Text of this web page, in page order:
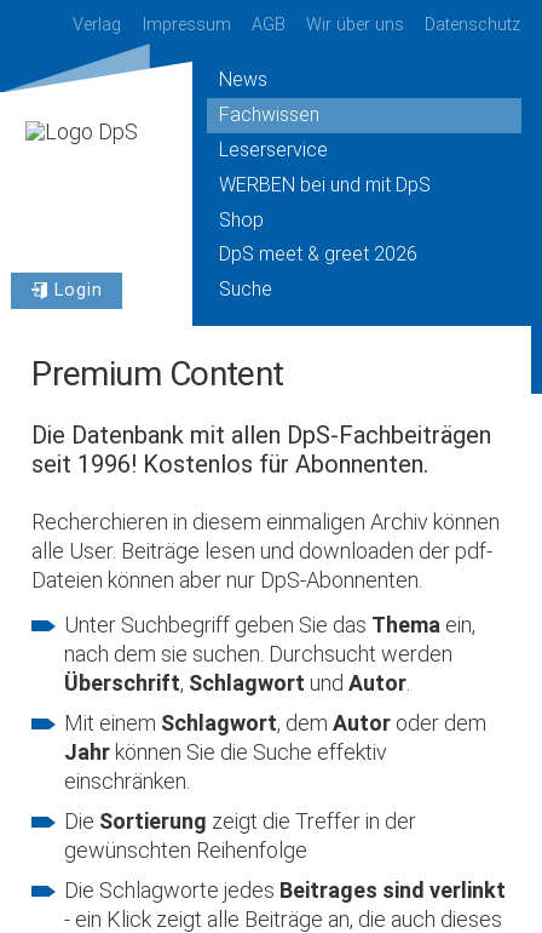
Verlag Impressum AGB Wir über uns Datenschutz
Login
News
Fachwissen
Leserservice
WERBEN bei und mit DpS
Shop
DpS meet & greet 2026
Suche
Premium Content
Die Datenbank mit allen DpS-Fachbeiträgen
seit 1996! Kostenlos für Abonnenten.
Recherchieren in diesem einmaligen Archiv können
alle User. Beiträge lesen und downloaden der pdf-
Dateien können aber nur DpS-Abonnenten.
Unter Suchbegriff geben Sie das Thema ein,
nach dem sie suchen. Durchsucht werden
Überschrift, Schlagwort undAutor
Mit einem Schlagwort, demAutor oder dem
Jahr können Sie die Suche effektiv
einschränken.
Die Sortierung zeigt die Treffer in der
gewünschten Reihenfolge
Die Schlagworte jedes Beitrages sind verlinkt
- ein Klick zeigt alle Beiträge an, die auch dieses